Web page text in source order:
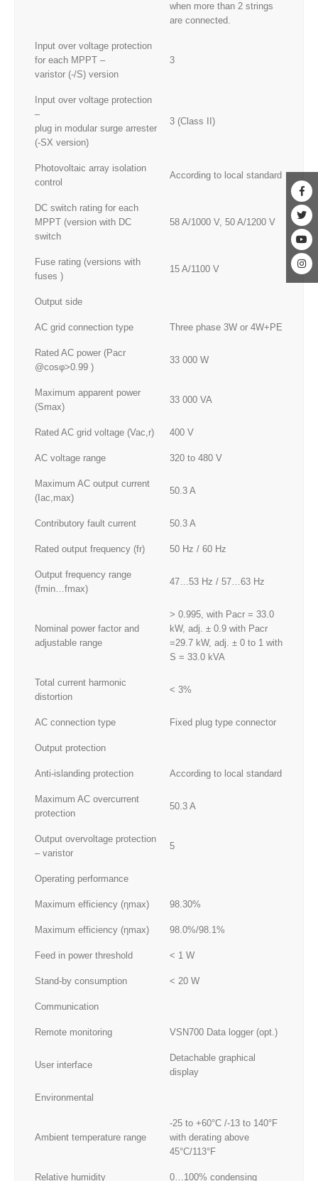
when more than 2 strings
are connected.
Input over voltage protection
for each MPPT –
varistor (-/S) version
3
Input over voltage protection
–
plug in modular surge arrester
(-SX version)
3 (Class II)
Photovoltaic array isolation
control
According to local standard
DC switch rating for each
MPPT (version with DC
switch
58 A/1000 V, 50 A/1200 V
Fuse rating (versions with
fuses )
15 A/1100 V
Output side
AC grid connection type Three phase 3W or 4W+PE
Rated AC power (Pacr
@cosφ>0.99 )
33 000 W
Maximum apparent power
(Smax)
33 000 VA
Rated AC grid voltage (Vac,r) 400 V
AC voltage range 320 to 480 V
Maximum AC output current
(Iac,max)
50.3 A
Contributory fault current 50.3 A
Rated output frequency (fr) 50 Hz / 60 Hz
Output frequency range
(fmin…fmax)
47…53 Hz / 57…63 Hz
Nominal power factor and
adjustable range
> 0.995, with Pacr = 33.0
kW, adj. ± 0.9 with Pacr
=29.7 kW, adj. ± 0 to 1 with
S = 33.0 kVA
Total current harmonic
distortion
< 3%
AC connection type Fixed plug type connector
Output protection
Anti-islanding protection According to local standard
Maximum AC overcurrent
protection
50.3 A
Output overvoltage protection
– varistor
5
Operating performance
Maximum efficiency (ηmax) 98.30%
Maximum efficiency (ηmax) 98.0%/98.1%
Feed in power threshold < 1 W
Stand-by consumption < 20 W
Communication
Remote monitoring VSN700 Data logger (opt.)
User interface
Detachable graphical
display
Environmental
Ambient temperature range
-25 to +60°C /-13 to 140°F
with derating above
45°C/113°F
Relative humidity 0…100% condensing